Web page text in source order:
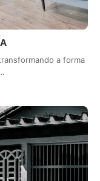
a forma